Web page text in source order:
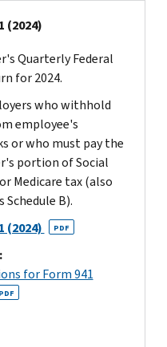
(2024)
Quarterly Federal
for 2024.
who withhold
employee's
or who must pay the
portion of Social
Medicare tax (also
Schedule B).
(2024)
PDF
for Form 941
PDF